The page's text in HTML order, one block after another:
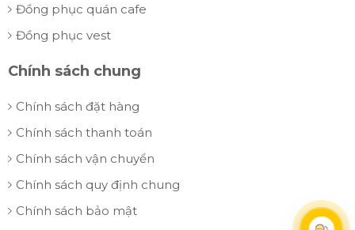
Đồng phục quán cafe
Đồng phục vest
Chính sách chung
Chính sách đặt hàng
Chính sách thanh toán
Chính sách vận chuyển
Chính sách quy định chung
Chính sách bảo mật